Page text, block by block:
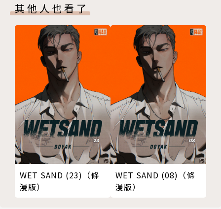
其他人也看了
WET SAND (23)（條
漫版）
WET SAND (08)（條
漫版）